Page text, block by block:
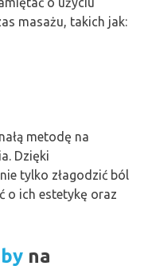
masażu, takich jak:
metodę na
Dzięki
tylko złagodzić ból
o ich estetykę oraz
na